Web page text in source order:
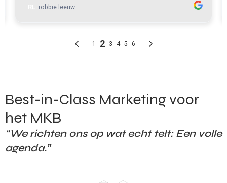
Best-in-Class Marketing voor
het MKB
“We richten ons op wat echt telt: Een volle
agenda.”